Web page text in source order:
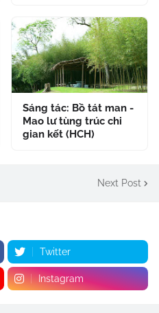
Sáng tác: Bồ tát man -
Mao lư tùng trúc chi
gian kết (HCH)
Next Post
Twitter
Instagram